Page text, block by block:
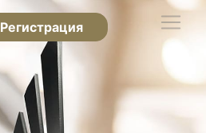
Регистрация